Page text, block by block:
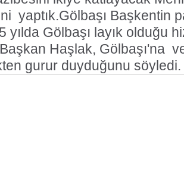
yaptık.Gölbaşı Başkentin
yılda Gölbaşı layık olduğu
Haşlak, Gölbaşı'na
gurur duyduğunu söyledi.